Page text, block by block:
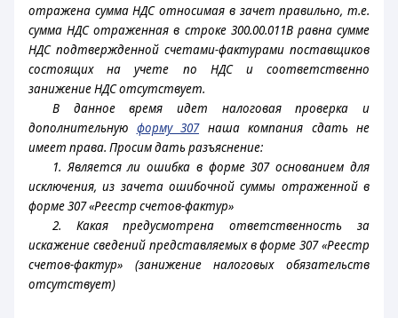
отражена сумма НДС относимая в зачет правильно, т.е.
сумма НДС отраженная в строке 300.00.011В равна сумме
НДС подтвержденной счетами-фактурами поставщиков
состоящих на учете по НДС и соответственно
занижение НДС отсутствует.
В данное время идет налоговая проверка и
дополнительную форму 307наша компания сдать не
имеет права. Просим дать разъяснение:
1. Является ли ошибка в форме 307 основанием для
исключения, из зачета ошибочной суммы отраженной в
форме 307 «Реестр счетов-фактур»
2. Какая предусмотрена ответственность за
искажение сведений представляемых в форме 307 «Реестр
счетов-фактур» (занижение налоговых обязательств
отсутствует)